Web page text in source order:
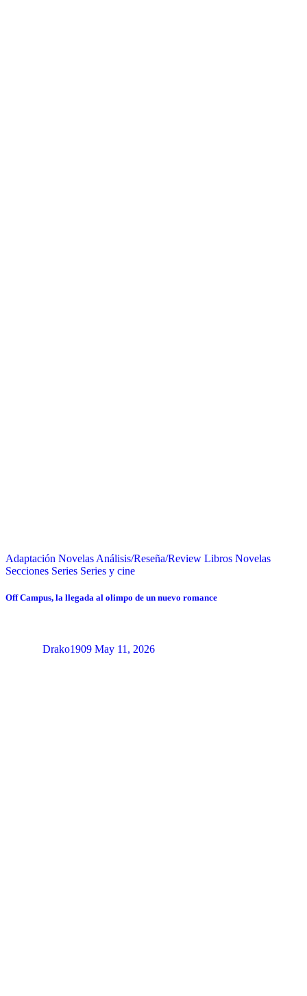
Adaptación Novelas Análisis/Reseña/Review Libros Novelas
Secciones Series Series y cine
Off Campus, la llegada al olimpo de un nuevo romance
Drako1909 May 11, 2026